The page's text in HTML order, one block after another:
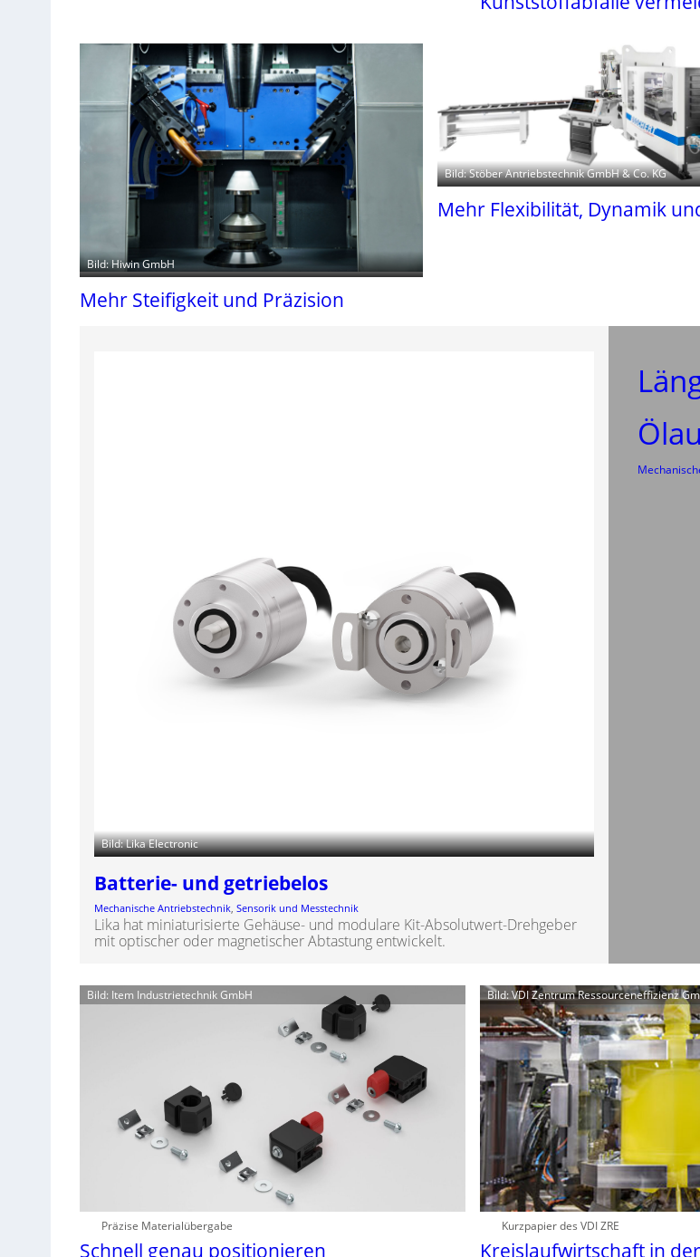
Bild: Hiwin GmbH
Mehr Steifigkeit und Präzision
Bild: Stöber Antriebstechnik GmbH & Co. KG
Mehr Flexibilität, Dynamik
Bild: Lika Electronic
Batterie- und getriebelos
Mechanische Antriebstechnik, Sensorik und Messtechnik
Lika hat miniaturisierte Gehäuse- und modulare Kit-Absolutwert-Drehgeber
mit optischer oder magnetischer Abtastung entwickelt.
Bild: Item Industrietechnik GmbH
Präzise Materialübergabe
Schnell genau positionieren
Bild: VDI Zentrum Ressourceneffizienz
Kurzpapier des VDI ZRE
Kreislaufwirtschaft in der